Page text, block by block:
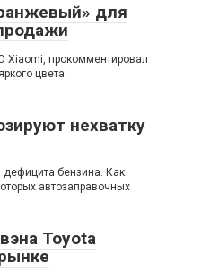
для
Xiaomi, прокомментировал
цвета
нехватку
дефицита бензина. Как
автозаправочных
Toyota